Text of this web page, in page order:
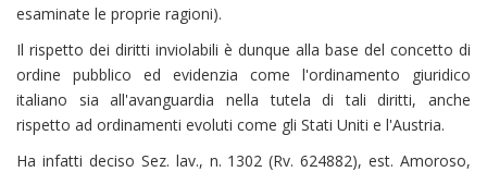
esaminate le proprie ragioni).
Il rispetto dei diritti inviolabili è dunque alla base del concetto di
ordine pubblico ed evidenzia come l'ordinamento giuridico
italiano sia all'avanguardia nella tutela di tali diritti, anche
rispetto ad ordinamenti evoluti come gli Stati Uniti e l'Austria.
Ha infatti deciso Sez. lav., n. 1302 (Rv. 624882), est. Amoroso,